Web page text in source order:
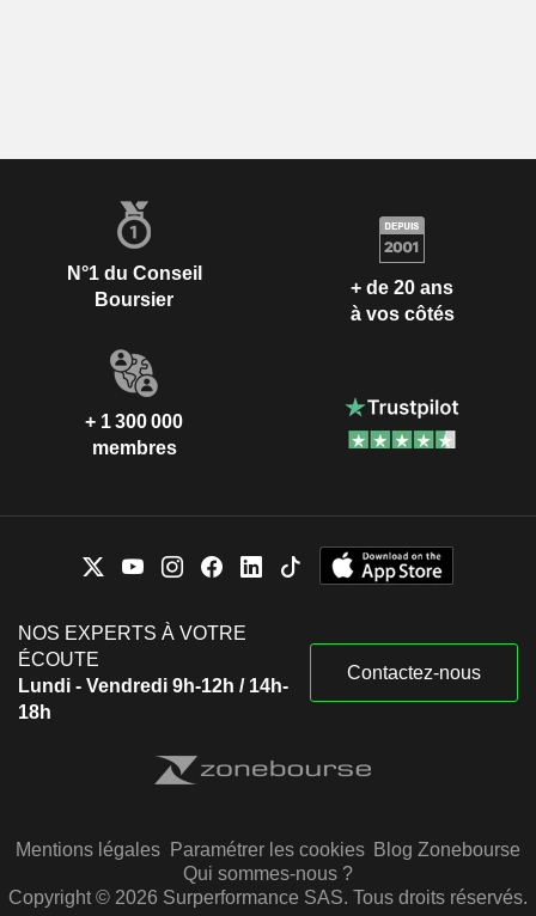
N°1 du Conseil
Boursier
+ de 20 ans
à vos côtés
+ 1 300 000
membres
NOS EXPERTS À VOTRE
ÉCOUTE
Lundi - Vendredi 9h-12h / 14h-
18h
Contactez-nous
Mentions légales Paramétrer les cookies Blog Zonebourse
Qui sommes-nous ?
Copyright © 2026 Surperformance SAS. Tous droits réservés.